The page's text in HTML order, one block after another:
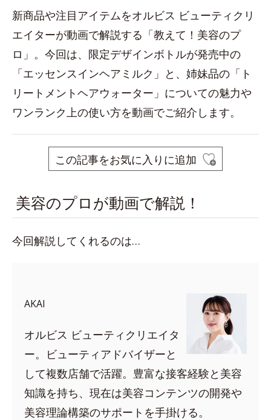
新商品や注目アイテムをオルビス ビューティクリ
エイターが動画で解説する「教えて！美容のプ
ロ」。今回は、限定デザインボトルが発売中の
「エッセンスインヘアミルク」と、姉妹品の「ト
リートメントヘアウォーター」についての魅力や
ワンランク上の使い方を動画でご紹介します。
この記事をお気に入りに追加
美容のプロが動画で解説！
今回解説してくれるのは…
AKAI
オルビス ビューティクリエイタ
ー。ビューティアドバイザーと
して複数店舗で活躍。豊富な接客経験と美容
知識を持ち、現在は美容コンテンツの開発や
美容理論構築のサポートを手掛ける。